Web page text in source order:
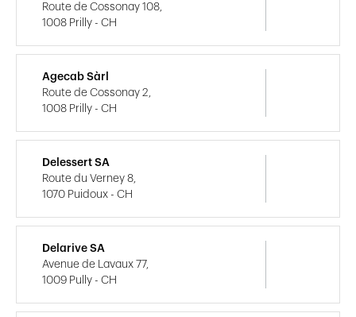
Route de Cossonay 108,
1008 Prilly - CH
Agecab Sàrl
Route de Cossonay 2,
1008 Prilly - CH
Delessert SA
Route du Verney 8,
1070 Puidoux - CH
Delarive SA
Avenue de Lavaux 77,
1009 Pully - CH